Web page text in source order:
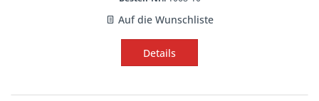
Auf die Wunschliste
Details